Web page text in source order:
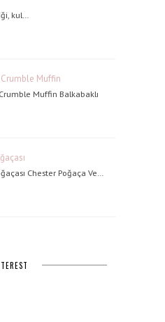
kul…
Muffin
Muffin Balkabaklı
Chester Poğaça Ve…